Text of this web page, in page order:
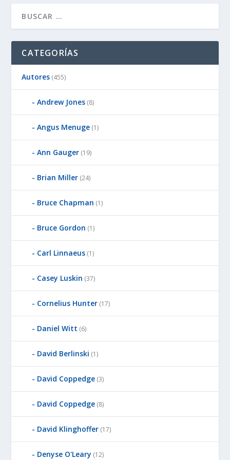
CATEGORÍAS
Autores (455)
Andrew Jones (8)
Angus Menuge (1)
Ann Gauger (19)
Brian Miller (24)
Bruce Chapman (1)
Bruce Gordon (1)
Carl Linnaeus (1)
Casey Luskin (37)
Cornelius Hunter (17)
Daniel Witt (6)
David Berlinski (1)
David Coppedge (3)
David Coppedge (8)
David Klinghoffer (17)
Denyse O'Leary (12)